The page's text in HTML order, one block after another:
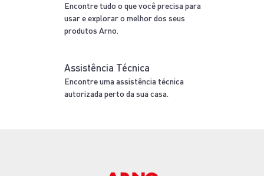
Encontre tudo o que você precisa para
usar e explorar o melhor dos seus
produtos Arno.
Assistência Técnica
Encontre uma assistência técnica
autorizada perto da sua casa.